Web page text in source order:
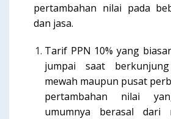
pertambahan nilai pada
dan jasa.
Tarif PPN 10% yang
jumpai saat
mewah maupun pusat
pertambahan nilai
umumnya berasal dari